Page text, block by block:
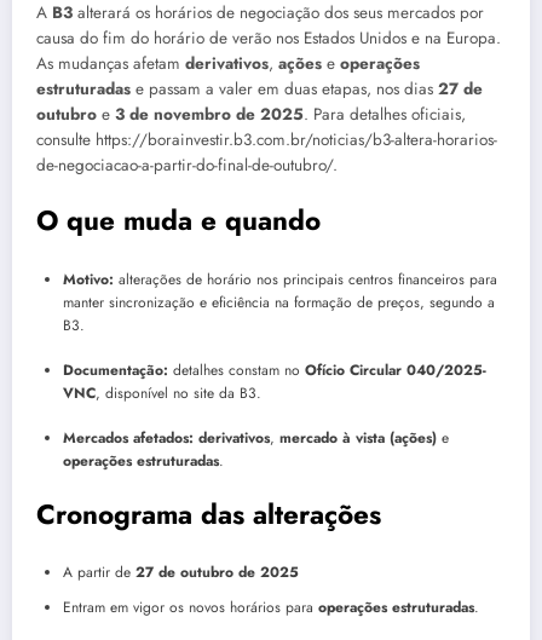
A B3 alterará os horários de negociação dos seus mercados por
causa do fim do horário de verão nos Estados Unidos e na Europa.
As mudanças afetam derivativos, ações e operações
estruturadas e passam a valer em duas etapas, nos dias 27 de
outubro e 3 de novembro de 2025. Para detalhes oficiais,
consulte https://borainvestir.b3.com.br/noticias/b3-altera-horarios-
de-negociacao-a-partir-do-final-de-outubro/.
O que muda e quando
Motivo: alterações de horário nos principais centros financeiros para
manter sincronização e eficiência na formação de preços, segundo a
B3.
Documentação: detalhes constam no Ofício Circular 040/2025-
VNC, disponível no site da B3.
Mercados afetados: derivativos, mercado à vista (ações) e
operações estruturadas.
Cronograma das alterações
A partir de 27 de outubro de 2025
Entram em vigor os novos horários para operações estruturadas.